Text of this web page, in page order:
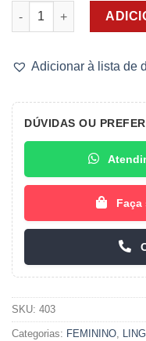
Baby Doll Cropped com
Adicionar à lista de
DÚVIDAS OU
Faça
SKU: 403
Categorias: FEMININO,